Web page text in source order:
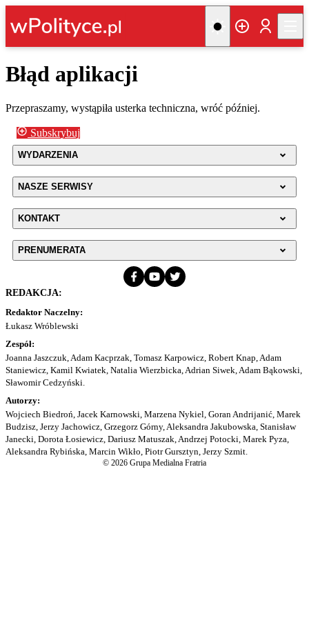
Błąd aplikacji
Przepraszamy, wystąpiła usterka techniczna, wróć później.
Subskrybuj
WYDARZENIA
NASZE SERWISY
KONTAKT
PRENUMERATA
REDAKCJA:
Redaktor Naczelny:
Łukasz Wróblewski
Zespół:
Joanna Jaszczuk, Adam Kacprzak, Tomasz Karpowicz, Robert Knap, Adam
Staniewicz, Kamil Kwiatek, Natalia Wierzbicka, Adrian Siwek, Adam Bąkowski,
Sławomir Cedzyński.
Autorzy:
Wojciech Biedroń, Jacek Karnowski, Marzena Nykiel, Goran Andrijanić, Marek
Budzisz, Jerzy Jachowicz, Grzegorz Górny, Aleksandra Jakubowska, Stanisław
Janecki, Dorota Łosiewicz, Dariusz Matuszak, Andrzej Potocki, Marek Pyza,
Aleksandra Rybińska, Marcin Wikło, Piotr Gursztyn, Jerzy Szmit.
© 2026 Grupa Medialna Fratria